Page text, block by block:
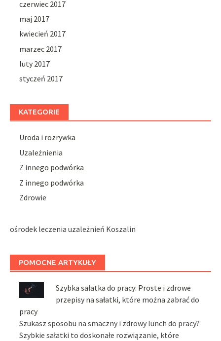
czerwiec 2017
maj 2017
kwiecień 2017
marzec 2017
luty 2017
styczeń 2017
KATEGORIE
Uroda i rozrywka
Uzależnienia
Z innego podwórka
Z innego podwórka
Zdrowie
ośrodek leczenia uzależnień Koszalin
POMOCNE ARTYKUŁY
Szybka sałatka do pracy: Proste i zdrowe
przepisy na sałatki, które można zabrać do
pracy
Szukasz sposobu na smaczny i zdrowy lunch do pracy?
Szybkie sałatki to doskonałe rozwiązanie, które